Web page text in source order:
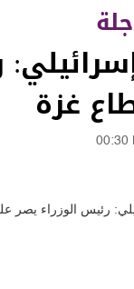
غزة
00:30